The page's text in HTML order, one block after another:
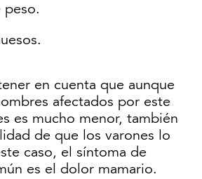
peso.
en cuenta que aunque
afectados por este
es mucho menor, también
de que los varones lo
caso, el síntoma de
es el dolor mamario.